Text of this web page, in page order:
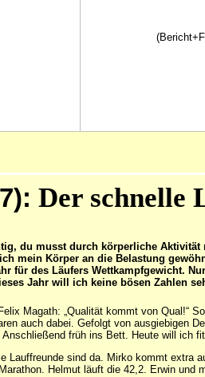
Der schnelle
du musst durch körperliche
mein Körper an die Belastung
für des Läufers Wettkampfgewicht.
Jahr will ich keine bösen Zahlen
Magath: „Qualität kommt von Qual!“
auch dabei. Gefolgt von ausgiebigen
früh ins Bett. Heute will ich
sind da. Mirko kommt extra
Helmut läuft die 42,2. Erwin